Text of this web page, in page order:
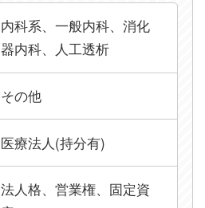
内科系、一般内科、消化
器内科、人工透析
その他
医療法人(持分有)
法人格、営業権、固定資